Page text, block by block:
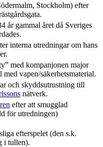
Stockholm) efter
år gammal året då Sveriges
interna utredningar om hans
med kompanjonen major
med vapen/säkerhetsmaterial.
och skyddsutrustning till
nätverk.
efter att smugglad
för utredningen)
efterspelet (den s.k.
i tullen).